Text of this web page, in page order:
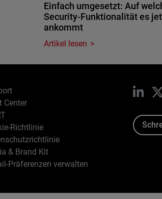
Einfach umgesetzt: Auf
Security-Funktionalität es
ankommt
Artikel lesen
Center
Richtlinie
& Brand Kit
Präferenzen verwalten